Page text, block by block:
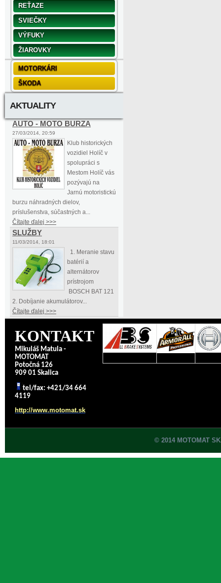
REŤAZE
SVIEČKY
VÝFUKY
ŽIAROVKY
MOTORKÁRI
ŠKODA
AKTUALITY
AUTO - MOTO BURZA
27/03/2014, 20:59
Klub historických
vozidiel Holíč v
spolupráci s
Mestom Holíč vás
pozývajú na
Jarnú motoristickú
burzu náhradných dielov,
príslušenstva, súčastných a...
Čítajte ďalej >>>
SLUŽBY
11/03/2014, 18:01
1. Meranie stavu
batérií a
alternátorov
prístrojom
BOSCH BAT 121
2. Dobíjanie akumulátorov...
Čítajte ďalej >>>
KONTAKT
Mikuláš Matula -
MOTOMAT
Potočná 126
909 01 Skalica
tel/fax: +421/34 664
4119
http://www.motomat.sk
© 2014